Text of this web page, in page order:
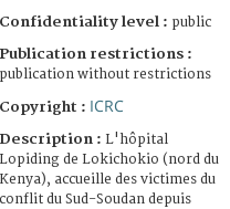
Confidentiality level : public
Publication restrictions :
publication without restrictions
Copyright : ICRC
Description : L'hôpital
Lopiding de Lokichokio (nord du
Kenya), accueille des victimes du
conflit du Sud-Soudan depuis